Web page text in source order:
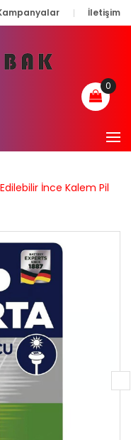
İletişim
0
İnce Kalem Pil